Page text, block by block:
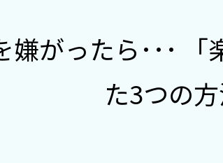
嫌がったら･･･
た3つの方